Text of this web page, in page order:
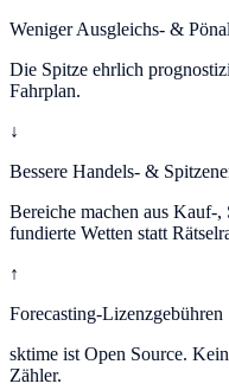
Weniger Ausgleichs- &
Die Spitze ehrlich
Fahrplan.
↓
Bessere Handels- &
Bereiche machen aus Kauf-,
fundierte Wetten statt
↑
Forecasting-Lizenzgebühren
sktime ist Open Source.
Zähler.